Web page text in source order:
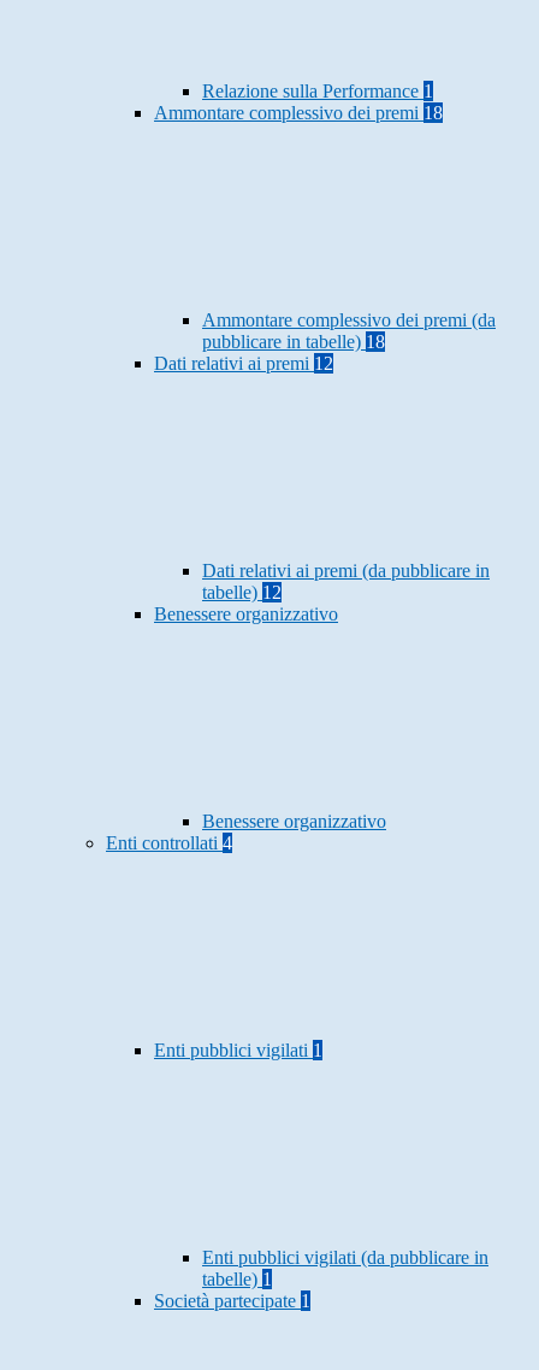
Relazione sulla Performance 1
Ammontare complessivo dei premi 18
Ammontare complessivo dei premi (da
pubblicare in tabelle) 18
Dati relativi ai premi 12
Dati relativi ai premi (da pubblicare in
tabelle) 12
Benessere organizzativo
Benessere organizzativo
Enti controllati 4
Enti pubblici vigilati 1
Enti pubblici vigilati (da pubblicare in
tabelle) 1
Società partecipate 1